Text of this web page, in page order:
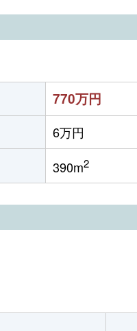
770万円
6万円
390m2